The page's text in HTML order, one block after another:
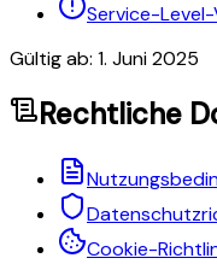
Service-
Gültig ab: 1. Juni 2025
Rechtliche
Cookie-